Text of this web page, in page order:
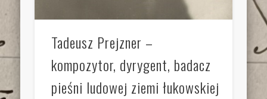
Tadeusz Prejzner –
kompozytor, dyrygent, badacz
pieśni ludowej ziemi łukowskiej